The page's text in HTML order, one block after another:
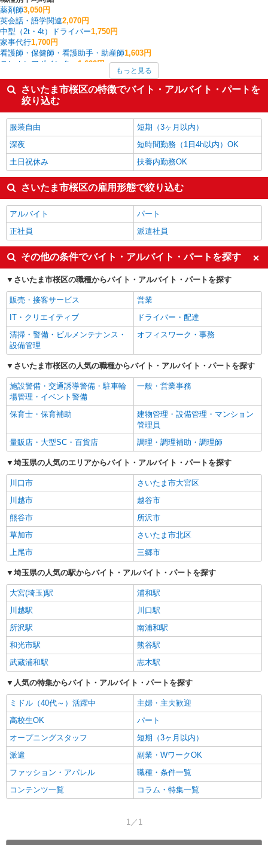
薬剤師3,050円
英会話・語学関連2,070円
中型（2t・4t）ドライバー1,750円
家事代行1,700円
看護師・保健師・看護助手・助産師1,603円
テレホンアポインター 1,600円
その他介護・福祉1,560円
コールセンター1,550円
その他軽作業・製造・物流
さいたま市桜区の他の職種の平均時給を見る
もっと見る
さいたま市桜区の特徴でバイト・アルバイト・パートを
絞り込む
服装自由
短期（3ヶ月以内）
深夜
短時間勤務（1日4h以内）OK
土日祝休み
扶養内勤務OK
さいたま市桜区の雇用形態で絞り込む
アルバイト
パート
正社員
派遣社員
その他の条件でバイト・アルバイト・パートを探す
さいたま市桜区の職種からバイト・アルバイト・パートを探す
販売・接客サービス
営業
IT・クリエイティブ
ドライバー・配達
清掃・警備・ビルメンテナンス・
設備管理
オフィスワーク・事務
さいたま市桜区の人気の職種からバイト・アルバイト・パートを探す
施設警備・交通誘導警備・駐車輪
場管理・イベント警備
一般・営業事務
保育士・保育補助
建物管理・設備管理・マンション
管理員
量販店・大型SC・百貨店
調理・調理補助・調理師
埼玉県の人気のエリアからバイト・アルバイト・パートを探す
川口市
さいたま市大宮区
川越市
越谷市
熊谷市
所沢市
草加市
さいたま市北区
上尾市
三郷市
埼玉県の人気の駅からバイト・アルバイト・パートを探す
大宮(埼玉)駅
浦和駅
川越駅
川口駅
所沢駅
南浦和駅
和光市駅
熊谷駅
武蔵浦和駅
志木駅
人気の特集からバイト・アルバイト・パートを探す
ミドル（40代～）活躍中
主婦・主夫歓迎
高校生OK
パート
オープニングスタッフ
短期（3ヶ月以内）
派遣
副業・WワークOK
ファッション・アパレル
職種・条件一覧
コンテンツ一覧
コラム・特集一覧
1／1